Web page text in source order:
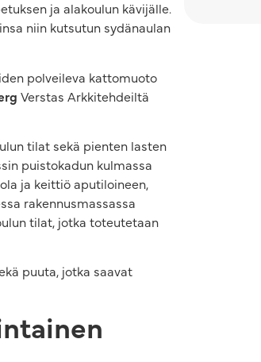
ja alakoulun kävijälle.
niin kutsutun sydänaulan
polveileva kattomuoto
Verstas Arkkitehdeiltä
tilat sekä pienten lasten
puistokadun kulmassa
ja keittiö aputiloineen,
rakennusmassassa
tilat, jotka toteutetaan
puuta, jotka saavat